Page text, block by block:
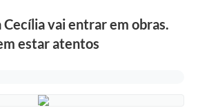
Cecília vai entrar em obras.
estar atentos